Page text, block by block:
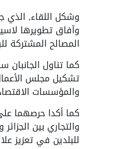
وشكل اللقاء, الذي
وآفاق تطويرها
المصالح المشتركة
كما تناول
تشكيل مجلس الأعمال
والمؤسسات
كما أكدا حرصهما
والتجاري بين
للبلدين في تعزيز